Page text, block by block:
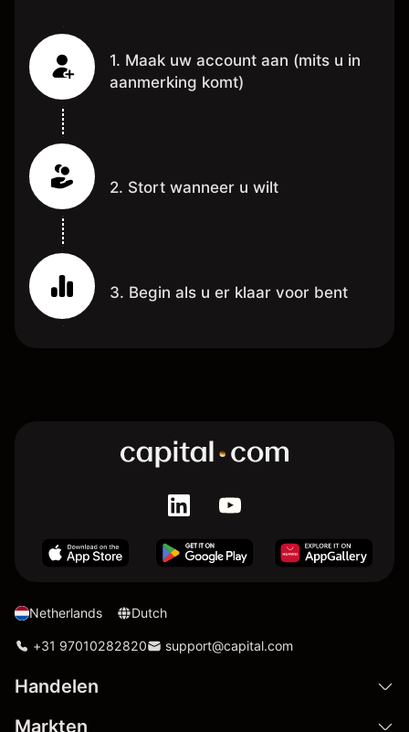
1. Maak uw account aan (mits u in
aanmerking komt)
2. Stort wanneer u wilt
3. Begin als u er klaar voor bent
Netherlands Dutch
+31 97010282820 support@capital.com
Handelen
Markten